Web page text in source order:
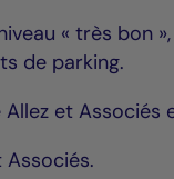
« très bon
de parking.
et